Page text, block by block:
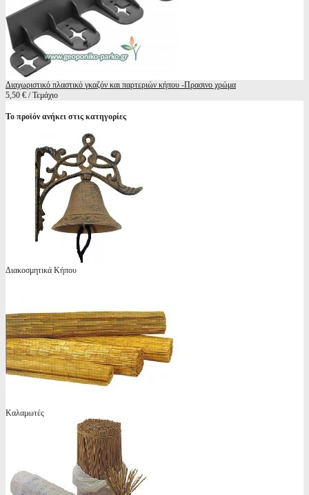
Διαχωριστικό πλαστικό γκαζόν και παρτεριών κήπου -Πρασινο χρώμα
5,50 € / Τεμάχιο
Το προϊόν ανήκει στις κατηγορίες
Διακοσμητικά Κήπου
Καλαμωτές